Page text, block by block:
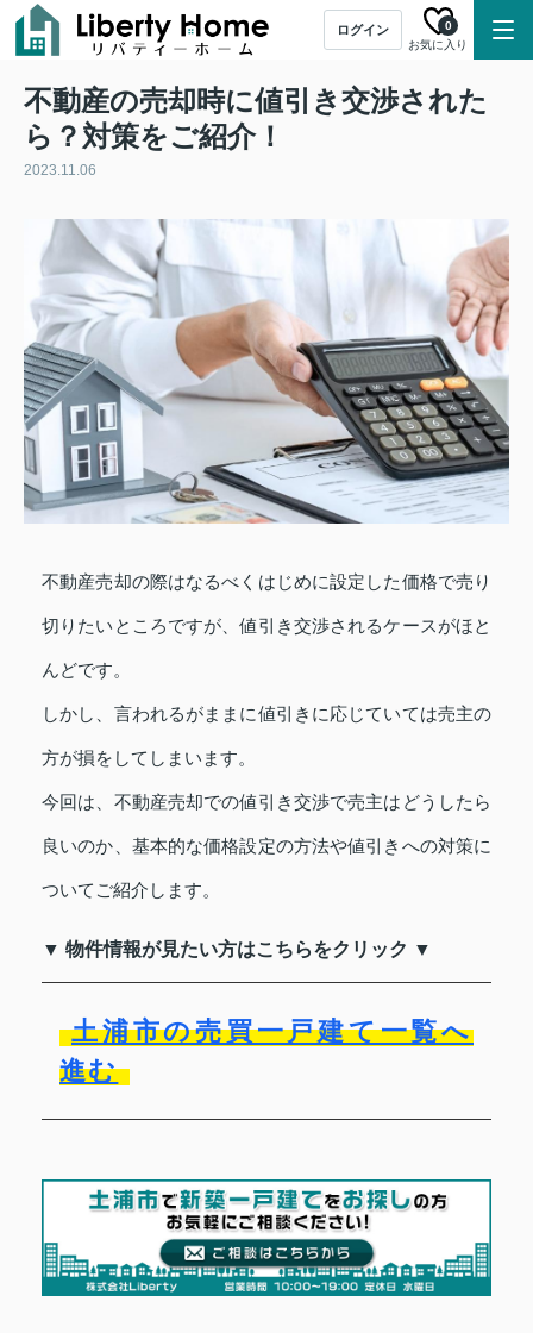
ログイン
お気に入り
0
不動産の売却時に値引き交渉された
ら？対策をご紹介！
2023.11.06
不動産売却の際はなるべくはじめに設定した価格で売り
切りたいところですが、値引き交渉されるケースがほと
んどです。
しかし、言われるがままに値引きに応じていては売主の
方が損をしてしまいます。
今回は、不動産売却での値引き交渉で売主はどうしたら
良いのか、基本的な価格設定の方法や値引きへの対策に
ついてご紹介します。
▼ 物件情報が見たい方はこちらをクリック ▼
土浦市の売買一戸建て一覧へ
進む